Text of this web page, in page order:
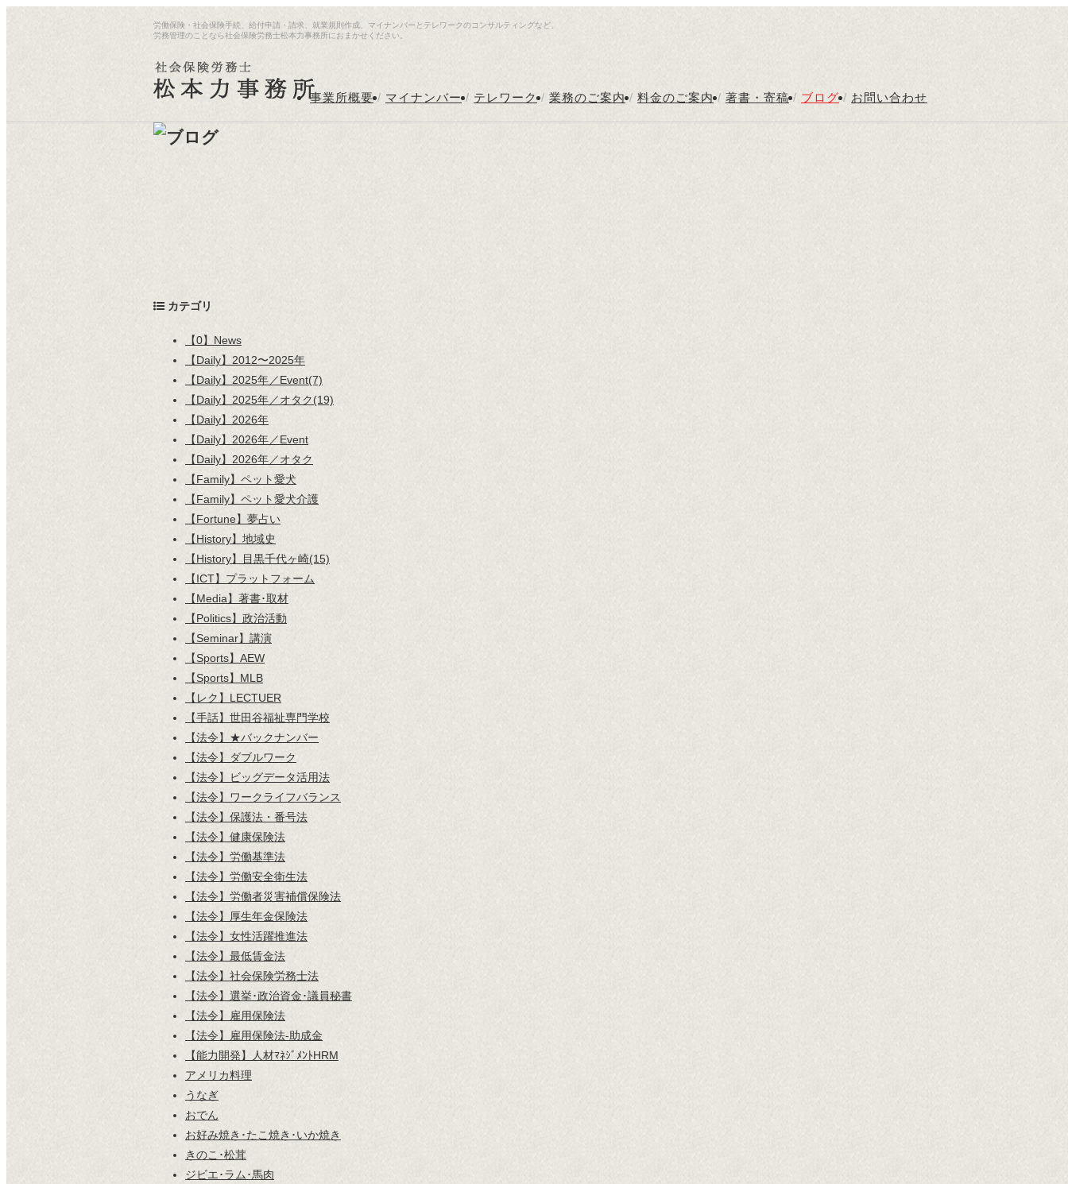
労働保険・社会保険手続、給付申請・請求、就業規則作成、マイナンバーとテレワークのコンサルティングなど、
労務管理のことなら社会保険労務士松本力事務所におまかせください。
事業所概要 / マイナンバー / テレワーク / 業務のご案内 / 料金のご案内 / 著書・寄稿 / ブログ / お問い合わせ
カテゴリ
【0】News
【Daily】2012〜2025年
【Daily】2025年／Event(7)
【Daily】2025年／オタク(19)
【Daily】2026年
【Daily】2026年／Event
【Daily】2026年／オタク
【Family】ペット愛犬
【Family】ペット愛犬介護
【Fortune】夢占い
【History】地域史
【History】目黒千代ヶ崎(15)
【ICT】プラットフォーム
【Media】著書･取材
【Politics】政治活動
【Seminar】講演
【Sports】AEW
【Sports】MLB
【レク】LECTUER
【手話】世田谷福祉専門学校
【法令】★バックナンバー
【法令】ダブルワーク
【法令】ビッグデータ活用法
【法令】ワークライフバランス
【法令】保護法・番号法
【法令】健康保険法
【法令】労働基準法
【法令】労働安全衛生法
【法令】労働者災害補償保険法
【法令】厚生年金保険法
【法令】女性活躍推進法
【法令】最低賃金法
【法令】社会保険労務士法
【法令】選挙･政治資金･議員秘書
【法令】雇用保険法
【法令】雇用保険法-助成金
【能力開発】人材ﾏﾈｼﾞﾒﾝﾄHRM
アメリカ料理
うなぎ
おでん
お好み焼き･たこ焼き･いか焼き
きのこ･松茸
ジビエ･ラム･馬肉